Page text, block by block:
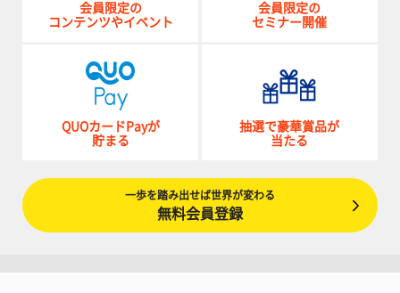
会員限定の
コンテンツやイベント
会員限定の
セミナー開催
QUOカードPayが
貯まる
抽選で豪華賞品が
当たる
一歩を踏み出せば世界が変わる
無料会員登録